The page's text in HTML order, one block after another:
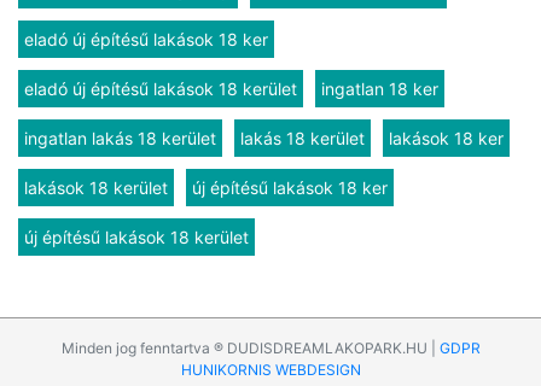
eladó új építésű lakások 18 ker
eladó új építésű lakások 18 kerület ingatlan 18 ker
ingatlan lakás 18 kerület lakás 18 kerület lakások 18 ker
lakások 18 kerület új építésű lakások 18 ker
új építésű lakások 18 kerület
Minden jog fenntartva ® DUDISDREAMLAKOPARK.HU | GDPR
HUNIKORNIS WEBDESIGN